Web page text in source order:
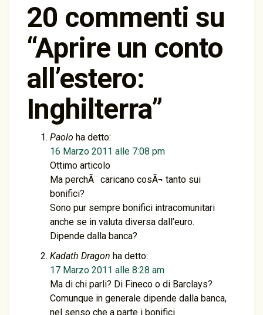
20 commenti su
“Aprire un conto
all’estero:
Inghilterra”
Paolo ha detto:
16 Marzo 2011 alle 7:08 pm
Ottimo articolo
Ma perchÃ¨ caricano cosÃ¬ tanto sui
bonifici?
Sono pur sempre bonifici intracomunitari
anche se in valuta diversa dall’euro.
Dipende dalla banca?
Kadath Dragon ha detto:
17 Marzo 2011 alle 8:28 am
Ma di chi parli? Di Fineco o di Barclays?
Comunque in generale dipende dalla banca,
nel senso che a parte i bonifici